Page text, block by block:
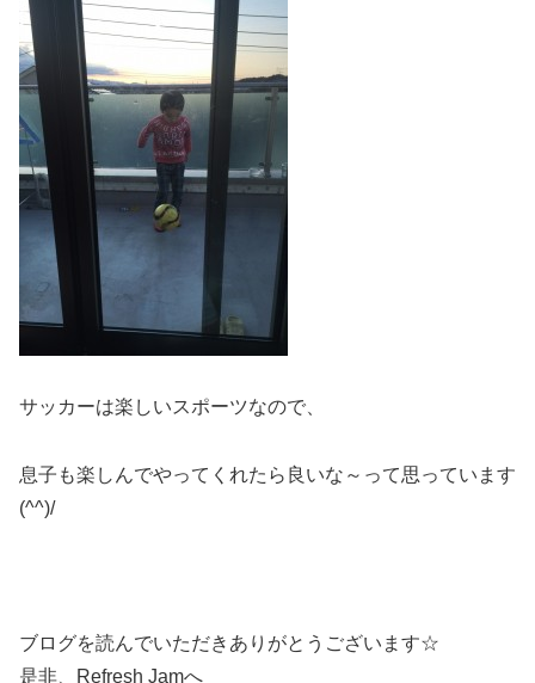
サッカーは楽しいスポーツなので、
息子も楽しんでやってくれたら良いな～って思っています
(^^)/
ブログを読んでいただきありがとうございます☆
是非、Refresh Jamへ